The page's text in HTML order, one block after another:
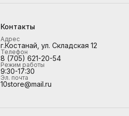
Контакты
Адрес
г.Костанай, ул. Складская 12
Телефон
8 (705) 621-20-54
Режим работы
9:30-17:30
Эл. почта
10store@mail.ru